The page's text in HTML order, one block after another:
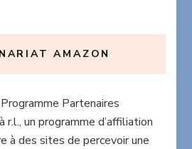
AMAZON
Partenaires
r.l., un programme d’affiliation
à des sites de percevoir une